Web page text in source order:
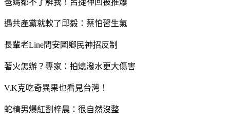
遇共產黨就軟了邱毅：蔡怕習生氣
長輩老Line問安圖鄉民神招反制
著火怎辦？專家：拍熄潑水更大傷害
V.K克吃奇異果也看見台灣！
蛇精男爆紅劉梓晨：很自然沒整